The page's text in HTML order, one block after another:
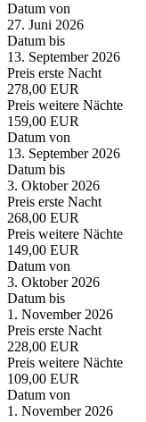
Datum von
27. Juni 2026
Datum bis
13. September 2026
Preis erste Nacht
278,00 EUR
Preis weitere Nächte
159,00 EUR
Datum von
13. September 2026
Datum bis
3. Oktober 2026
Preis erste Nacht
268,00 EUR
Preis weitere Nächte
149,00 EUR
Datum von
3. Oktober 2026
Datum bis
1. November 2026
Preis erste Nacht
228,00 EUR
Preis weitere Nächte
109,00 EUR
Datum von
1. November 2026